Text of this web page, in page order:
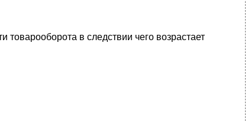
в следствии чего возрастает